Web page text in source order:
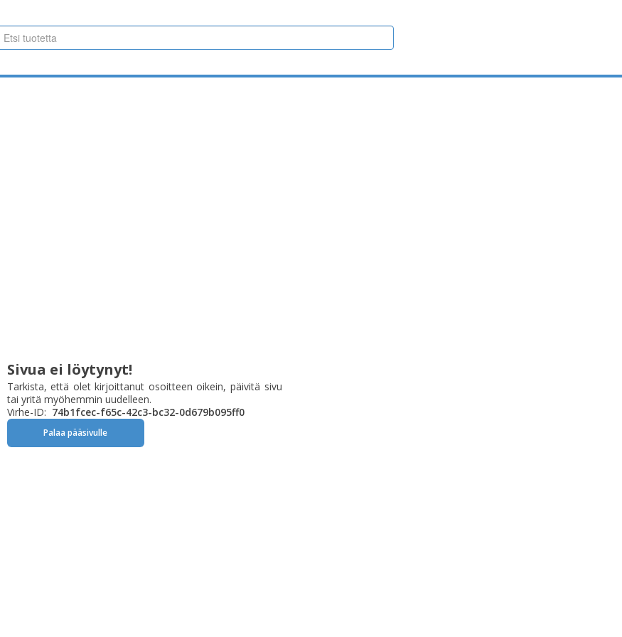
Sivua ei löytynyt!
Tarkista, että olet kirjoittanut osoitteen oikein, päivitä sivu
tai yritä myöhemmin uudelleen.
Virhe-ID: 74b1fcec-f65c-42c3-bc32-0d679b095ff0